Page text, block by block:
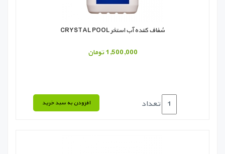
شفاف کننده آب استخر CRYSTAL POOL
1,500,000 تومان
تعداد افزودن به سبد خرید